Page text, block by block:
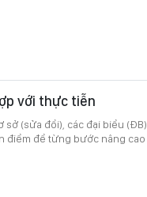
với thực tiễn
sở (sửa đổi), các đại biểu (ĐB)
điểm để từng bước nâng cao